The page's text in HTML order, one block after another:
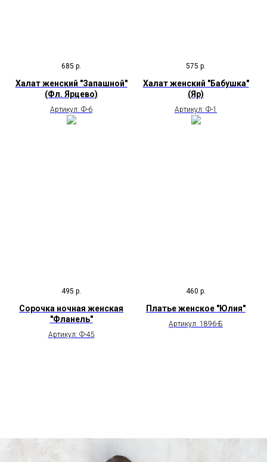
685 р.
Халат женский "Запашной"
(Фл. Ярцево)
Артикул: Ф-6
575 р.
Халат женский "Бабушка"
(Яр)
Артикул: Ф-1
495 р.
Сорочка ночная женская
"Фланель"
Артикул: Ф-45
460 р.
Платье женское "Юлия"
Артикул: 1896-Б